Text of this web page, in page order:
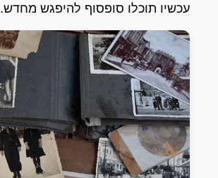
עכשיו תוכלו סופסוף להיפגש מחדש.